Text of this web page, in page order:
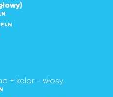
+ kolor - włosy